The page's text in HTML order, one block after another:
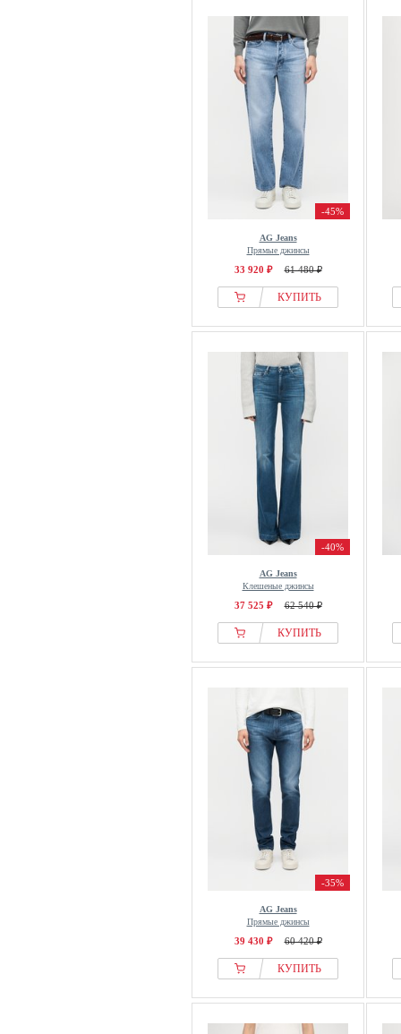
-45%
AG Jeans
Прямые джинсы
33 920 ₽ 61 480 ₽
КУПИТЬ
-40%
AG Jeans
Клешеные джинсы
37 525 ₽ 62 540 ₽
КУПИТЬ
-35%
AG Jeans
Прямые джинсы
39 430 ₽ 60 420 ₽
КУПИТЬ